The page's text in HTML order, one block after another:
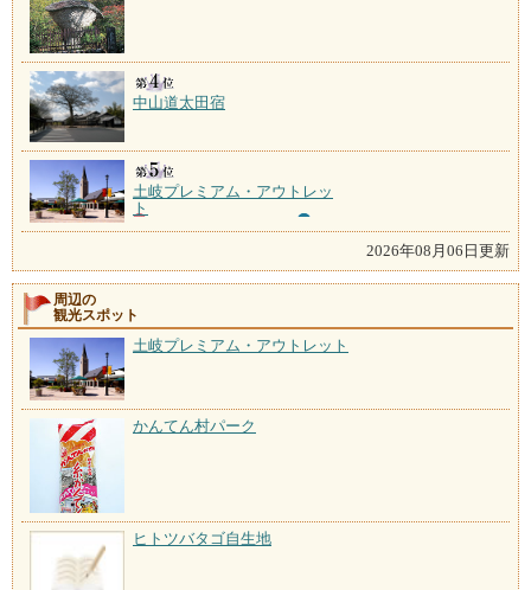
中山道太田宿
土岐プレミアム・アウトレッ
ト
2026年08月06日更新
周辺の
観光スポット
土岐プレミアム・アウトレット
かんてん村パーク
ヒトツバタゴ自生地